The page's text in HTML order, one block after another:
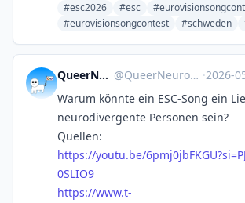
#esc2026 #esc
#eurovisionsongcontest
#schweden
QueerNeurodivergent_HalleSaale @QueerNeurodivergent_HalleSaale@mastodon.social ·2026-
Warum könnte ein ESC-Song ein
neurodivergente Personen sein?
Quellen:
https://youtu.be/
0SLIO9
https://www.t-